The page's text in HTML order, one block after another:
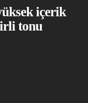
içerik
tonu